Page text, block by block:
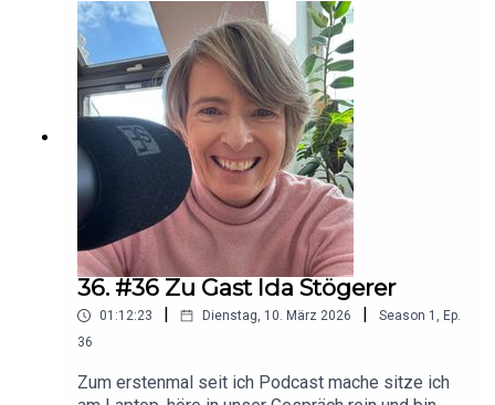
36. #36 Zu Gast Ida Stögerer
01:12:23 | Dienstag, 10. März 2026 | Season 1 , Ep.
36
Zum erstenmal seit ich Podcast mache sitze ich